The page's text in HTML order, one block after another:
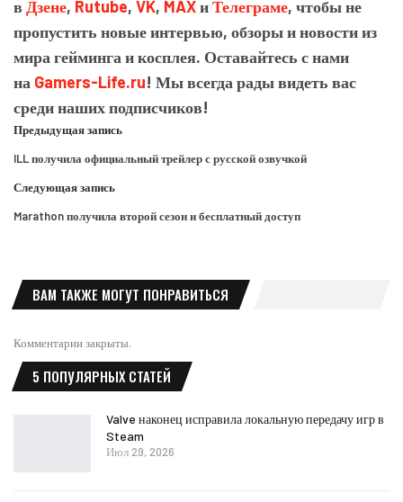
в Дзене, Rutube, VK, MAXиТелеграме, чтобы не
пропустить новые интервью, обзоры и новости из
мира гейминга и косплея. Оставайтесь с нами
на Gamers-Life.ru! Мы всегда рады видеть вас
среди наших подписчиков!
Предыдущая запись
ILL получила официальный трейлер с русской озвучкой
Следующая запись
Marathon получила второй сезон и бесплатный доступ
ВАМ ТАКЖЕ МОГУТ ПОНРАВИТЬСЯ
Комментарии закрыты.
5 ПОПУЛЯРНЫХ СТАТЕЙ
Valve наконец исправила локальную передачу игр в
Steam
Июл 29, 2026